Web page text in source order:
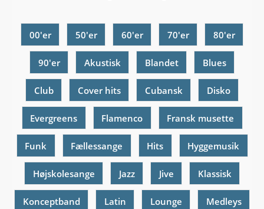
00'er 50'er 60'er 70'er 80'er
90'er Akustisk Blandet Blues
Club Cover hits Cubansk Disko
Evergreens Flamenco Fransk musette
Funk Fællessange Hits Hyggemusik
Højskolesange Jazz Jive Klassisk
Konceptband Latin Lounge Medleys